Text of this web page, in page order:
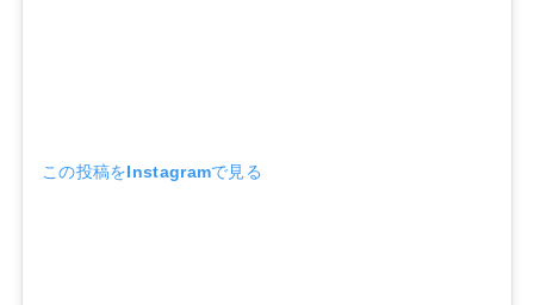
この投稿をInstagramで見る